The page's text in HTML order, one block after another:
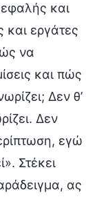
και
και εργάτες
να
και πώς
Δεν θ’
Δεν
εγώ
Στέκει
ας